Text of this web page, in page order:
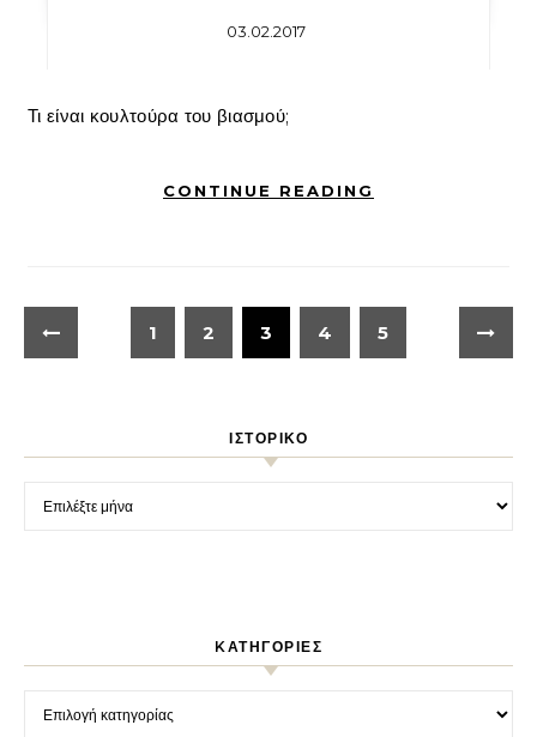
03.02.2017
Τι είναι κουλτούρα του βιασμού;
CONTINUE READING
1 2 3 4 5
ΙΣΤΟΡΙΚΌ
KΑΤΗΓΟΡΊΕΣ